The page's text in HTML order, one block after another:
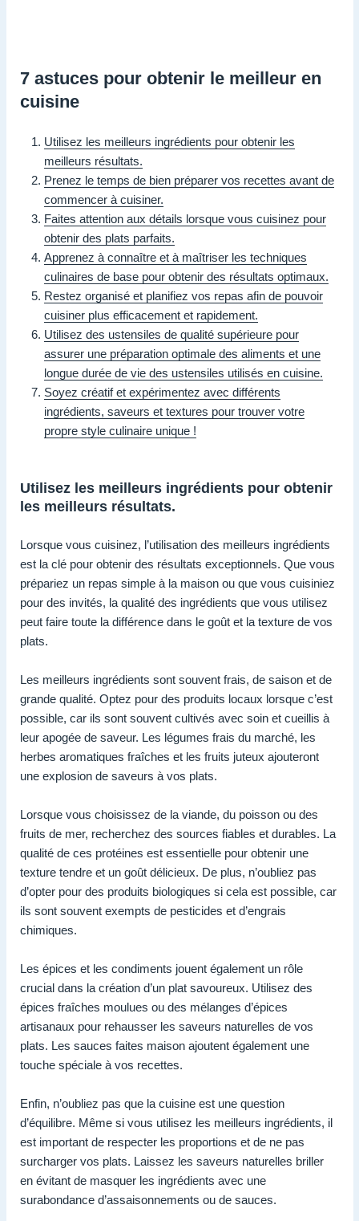
7 astuces pour obtenir le meilleur en
cuisine
Utilisez les meilleurs ingrédients pour obtenir les
meilleurs résultats.
Prenez le temps de bien préparer vos recettes avant de
commencer à cuisiner.
Faites attention aux détails lorsque vous cuisinez pour
obtenir des plats parfaits.
Apprenez à connaître et à maîtriser les techniques
culinaires de base pour obtenir des résultats optimaux.
Restez organisé et planifiez vos repas afin de pouvoir
cuisiner plus efficacement et rapidement.
Utilisez des ustensiles de qualité supérieure pour
assurer une préparation optimale des aliments et une
longue durée de vie des ustensiles utilisés en cuisine.
Soyez créatif et expérimentez avec différents
ingrédients, saveurs et textures pour trouver votre
propre style culinaire unique !
Utilisez les meilleurs ingrédients pour obtenir
les meilleurs résultats.
Lorsque vous cuisinez, l’utilisation des meilleurs ingrédients
est la clé pour obtenir des résultats exceptionnels. Que vous
prépariez un repas simple à la maison ou que vous cuisiniez
pour des invités, la qualité des ingrédients que vous utilisez
peut faire toute la différence dans le goût et la texture de vos
plats.
Les meilleurs ingrédients sont souvent frais, de saison et de
grande qualité. Optez pour des produits locaux lorsque c’est
possible, car ils sont souvent cultivés avec soin et cueillis à
leur apogée de saveur. Les légumes frais du marché, les
herbes aromatiques fraîches et les fruits juteux ajouteront
une explosion de saveurs à vos plats.
Lorsque vous choisissez de la viande, du poisson ou des
fruits de mer, recherchez des sources fiables et durables. La
qualité de ces protéines est essentielle pour obtenir une
texture tendre et un goût délicieux. De plus, n’oubliez pas
d’opter pour des produits biologiques si cela est possible, car
ils sont souvent exempts de pesticides et d’engrais
chimiques.
Les épices et les condiments jouent également un rôle
crucial dans la création d’un plat savoureux. Utilisez des
épices fraîches moulues ou des mélanges d’épices
artisanaux pour rehausser les saveurs naturelles de vos
plats. Les sauces faites maison ajoutent également une
touche spéciale à vos recettes.
Enfin, n’oubliez pas que la cuisine est une question
d’équilibre. Même si vous utilisez les meilleurs ingrédients, il
est important de respecter les proportions et de ne pas
surcharger vos plats. Laissez les saveurs naturelles briller
en évitant de masquer les ingrédients avec une
surabondance d’assaisonnements ou de sauces.